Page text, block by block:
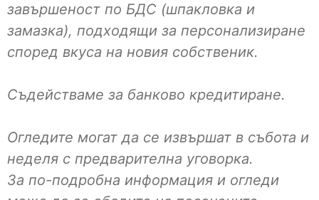
завършеност по БДС (шпакловка и
замазка), подходящи за персонализиране
според вкуса на новия собственик.
Съдействаме за банково кредитиране.
Огледите могат да се извършат в събота и
неделя с предварителна уговорка.
За по-подробна информация и огледи